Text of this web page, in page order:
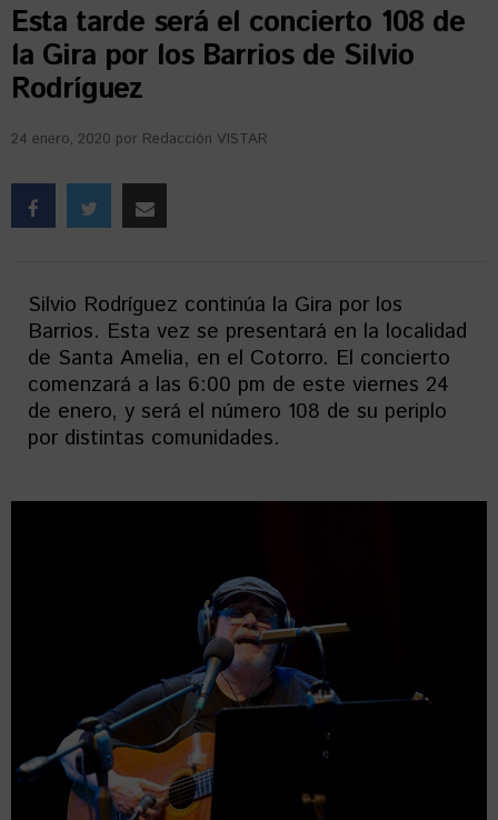
Esta tarde será el concierto 108 de
la Gira por los Barrios de Silvio
Rodríguez
24 enero, 2020 por Redacción VISTAR
Silvio Rodríguez continúa la Gira por los
Barrios. Esta vez se presentará en la localidad
de Santa Amelia, en el Cotorro. El concierto
comenzará a las 6:00 pm de este viernes 24
de enero, y será el número 108 de su periplo
por distintas comunidades.